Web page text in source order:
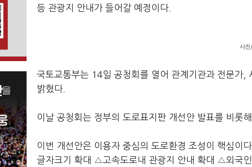
등 관광지 안내가 들어갈 예정이다.
사진
국토교통부는 14일 공청회를 열어 관계기관과 전문가,
밝혔다.
이날 공청회는 정부의 도로표지판 개선안 발표를 비롯
이번 개선안은 이용자 중심의 도로환경 조성이 핵심
글자크기 확대 △고속도로내 관광지 안내 확대 △외국